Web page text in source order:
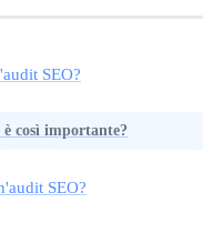
SEO?
è così importante?
SEO?